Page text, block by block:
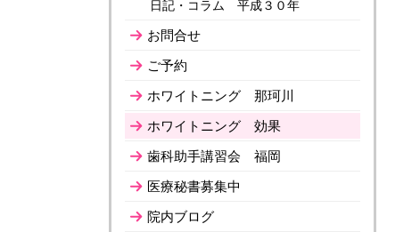
日記・コラム 平成３０年
お問合せ
ご予約
ホワイトニング 那珂川
ホワイトニング 効果
歯科助手講習会 福岡
医療秘書募集中
院内ブログ